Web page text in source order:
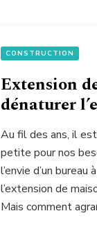
CONSTRUCTION
Extension
dénaturer
Au fil des ans, il
petite pour nos
l’envie d’un
l’extension de
Mais comment